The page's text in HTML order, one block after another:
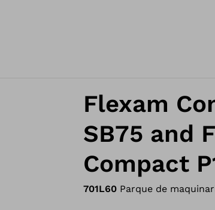
Flexam
SB75 and
Compact
701L60 Parque de